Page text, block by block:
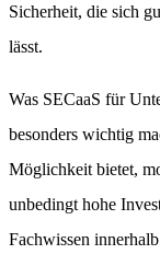
Sicherheit, die sich
lässt.
Was SECaaS für
besonders wichtig
Möglichkeit bietet,
unbedingt hohe
Fachwissen